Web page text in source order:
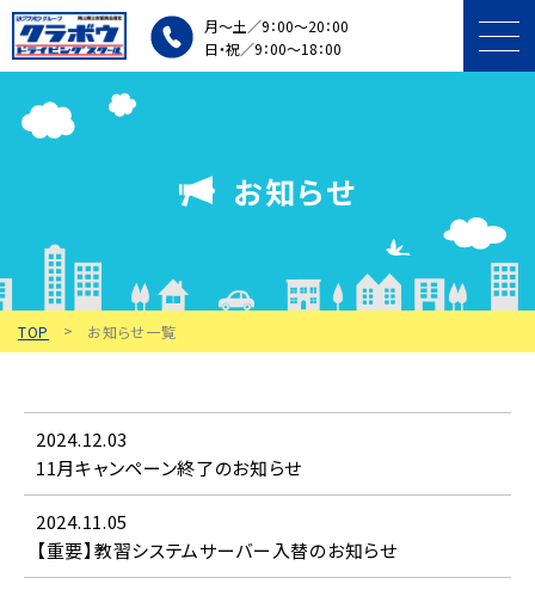
月～土／9：00～20：00
日・祝／9：00～18：00
入所条件・手続き
教習中の方
アクセス・
無料送迎バス
よくある質問
お知らせ
TOP お知らせ一覧
2024.12.03
11月キャンペーン終了のお知らせ
2024.11.05
【重要】教習システムサーバー入替のお知らせ